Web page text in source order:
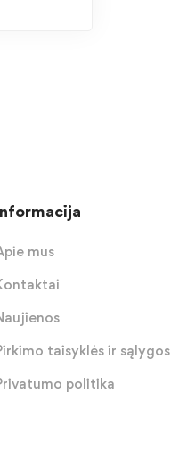
mus
taisyklės ir sąlygos
politika